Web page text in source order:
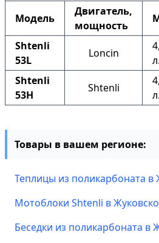
Модель
Двигатель,
мощность
Shtenli
53L
Loncin
Shtenli
53H
Shtenli
Товары в вашем регионе:
Теплицы из поликарбоната в
Мотоблоки Shtenli в
Беседки из поликарбоната в